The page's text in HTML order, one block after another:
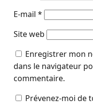
E-mail *
Site web
Enregistrer mon
dans le navigateur
commentaire.
Prévenez-moi de